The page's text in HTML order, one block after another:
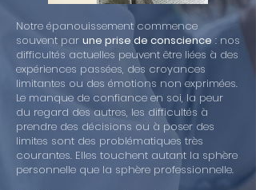
Notre épanouissement commence
souvent par une prise de conscience: nos
difficultés actuelles peuvent être liées à des
expériences passées, des croyances
limitantes ou des émotions non exprimées.
Le manque de confiance en soi, la peur
du regard des autres, les difficultés à
prendre des décisions ou à poser des
limites sont des problématiques très
courantes. Elles touchent autant la sphère
personnelle que la sphère professionnelle.